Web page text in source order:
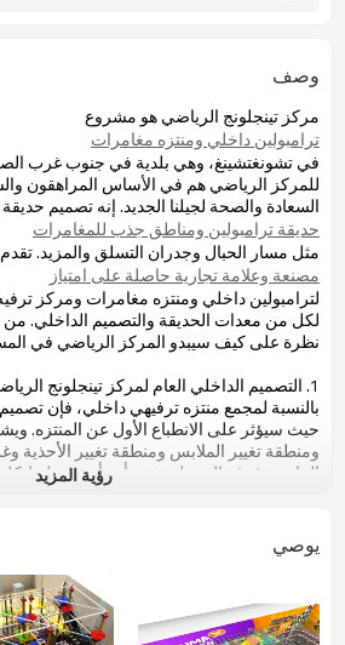
وصف
مركز تينجلونج الرياضي هو مشروع
ترامبولين داخلي ومنتزه مغامرات
في تشونغتشينغ، وهي بلدية في جنوب غرب
للمركز الرياضي هم في الأساس المراهقون
السعادة والصحة لجيلنا الجديد. إنه تصميم
حديقة ترامبولين ومناطق جذب للمغامرات
مثل مسار الحبال وجدران التسلق والمزيد.
مصنعة وعلامة تجارية حاصلة على امتياز
لترامبولين داخلي ومنتزه مغامرات ومركز
لكل من معدات الحديقة والتصميم الداخلي. من
نظرة على كيف سيبدو المركز الرياضي في
1. التصميم الداخلي العام لمركز تينجلونج الرياضي
بالنسبة لمجمع منتزه ترفيهي داخلي، فإن
حيث سيؤثر على الانطباع الأول عن المنتزه.
ومنطقة تغيير الملابس ومنطقة تغيير الأحذية
الراحة وغرف الغسيل. يجب أن يأخذ تخطيط كل
تشغيل المنتزه. يجب أن يكون الأسلوب أو
الوعي بالعلامة التجارية
، وتأكد من أن عملائك المستهدفين سيحبون
من العوامل الأخرى التي يجب مراعاتها، حافظ
وشارك أفكارك مع الشركة المصنعة أو شركة
رؤية المزيد
يوصي